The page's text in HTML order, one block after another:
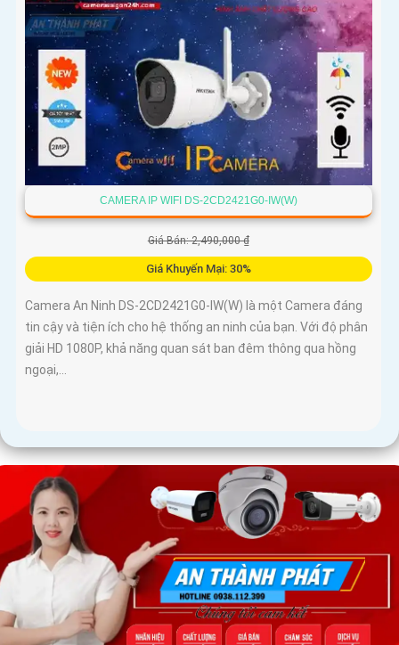
CAMERA IP WIFI DS-2CD2421G0-IW(W)
Giá Bán: 2,490,000 ₫
Giá Khuyến Mại: 30%
Camera An Ninh DS-2CD2421G0-IW(W) là một Camera đáng
tin cậy và tiện ích cho hệ thống an ninh của bạn. Với độ phân
giải HD 1080P, khả năng quan sát ban đêm thông qua hồng
ngoại,...